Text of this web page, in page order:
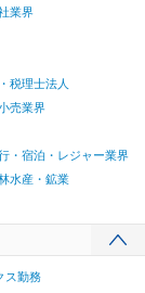
業界
税理士法人
売業界
・宿泊・レジャー業界
水産・鉱業
ス勤務